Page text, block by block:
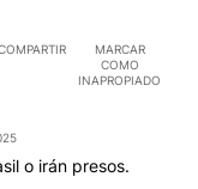
MARCAR
COMO
INAPROPIADO
o irán presos.